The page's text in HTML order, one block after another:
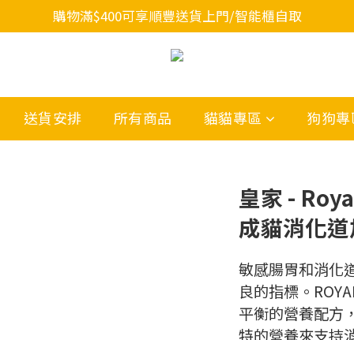
購物滿$400可享順豐送貨上門/智能櫃自取
送貨安排 所有商品 貓貓專區 狗狗
皇家 -
成貓消化
敏感腸胃和消化
良的指標。
平衡的營養配方
特的營養來支持